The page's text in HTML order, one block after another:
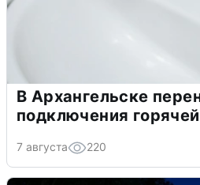
В Архангельске
подключения
7 августа 220